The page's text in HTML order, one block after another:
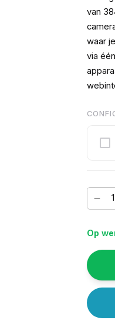
van
waar
via
Op